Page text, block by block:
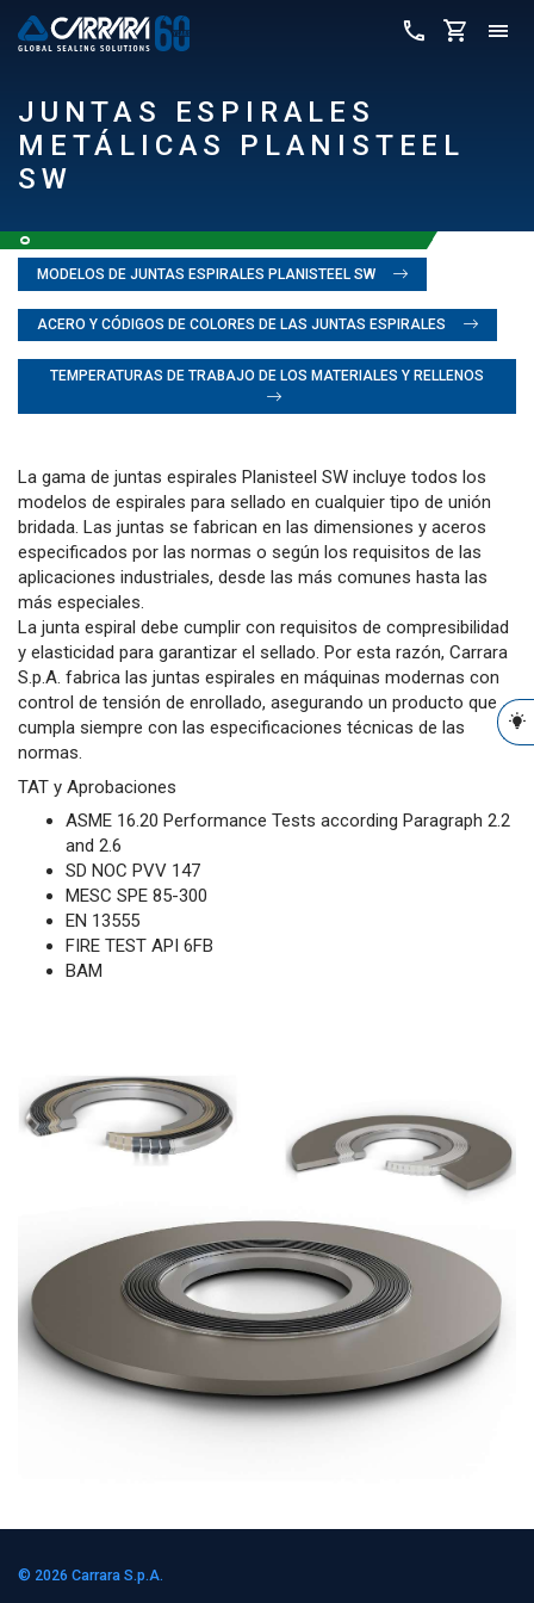
JUNTAS ESPIRALES
METÁLICAS PLANISTEEL
SW
MODELOS DE JUNTAS ESPIRALES PLANISTEEL SW
ACERO Y CÓDIGOS DE COLORES DE LAS JUNTAS ESPIRALES
TEMPERATURAS DE TRABAJO DE LOS MATERIALES Y RELLENOS
La gama de juntas espirales Planisteel SW incluye todos los
modelos de espirales para sellado en cualquier tipo de unión
bridada. Las juntas se fabrican en las dimensiones y aceros
especificados por las normas o según los requisitos de las
aplicaciones industriales, desde las más comunes hasta las
más especiales.
La junta espiral debe cumplir con requisitos de compresibilidad
y elasticidad para garantizar el sellado. Por esta razón, Carrara
S.p.A. fabrica las juntas espirales en máquinas modernas con
control de tensión de enrollado, asegurando un producto que
cumpla siempre con las especificaciones técnicas de las
normas.
TAT y Aprobaciones
ASME 16.20 Performance Tests according Paragraph 2.2
and 2.6
SD NOC PVV 147
MESC SPE 85-300
EN 13555
FIRE TEST API 6FB
BAM
© 2026 Carrara S.p.A.